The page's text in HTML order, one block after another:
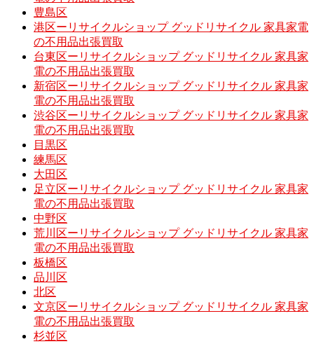
豊島区
港区ーリサイクルショップ グッドリサイクル 家具家電
の不用品出張買取
台東区ーリサイクルショップ グッドリサイクル 家具家
電の不用品出張買取
新宿区ーリサイクルショップ グッドリサイクル 家具家
電の不用品出張買取
渋谷区ーリサイクルショップ グッドリサイクル 家具家
電の不用品出張買取
目黒区
練馬区
大田区
足立区ーリサイクルショップ グッドリサイクル 家具家
電の不用品出張買取
中野区
荒川区ーリサイクルショップ グッドリサイクル 家具家
電の不用品出張買取
板橋区
品川区
北区
文京区ーリサイクルショップ グッドリサイクル 家具家
電の不用品出張買取
杉並区